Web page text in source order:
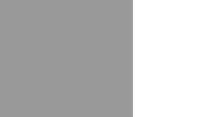
Produit à San Luis Del
subtilités si nombreuses
organoleptiques et